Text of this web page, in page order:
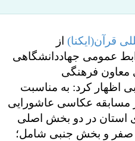
قرآن(ایکنا) از
عمومی جهاددانشگاهی
معاون فرهنگی
اظهار کرد: به مناسبت
مسابقه عکاسی عاشورایی
استان در دو بخش اصلی
صفر و بخش جنبی شامل؛